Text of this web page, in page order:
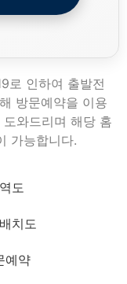
로 인하여 출발전
방문예약을 이용
와드리며 해당 홈
가능합니다.